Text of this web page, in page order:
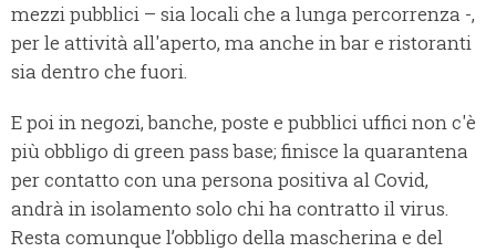
mezzi pubblici – sia locali che a lunga percorrenza -,
per le attività all'aperto, ma anche in bar e ristoranti
sia dentro che fuori.
E poi in negozi, banche, poste e pubblici uffici non c'è
più obbligo di green pass base; finisce la quarantena
per contatto con una persona positiva al Covid,
andrà in isolamento solo chi ha contratto il virus.
Resta comunque l’obbligo della mascherina e del